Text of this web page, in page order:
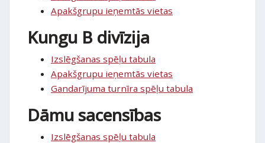
Apakšgrupu ieņemtās vietas
Kungu B divīzija
Izslēgšanas spēļu tabula
Apakšgrupu ieņemtās vietas
Gandarījuma turnīra spēļu tabula
Dāmu sacensības
Izslēgšanas spēļu tabula